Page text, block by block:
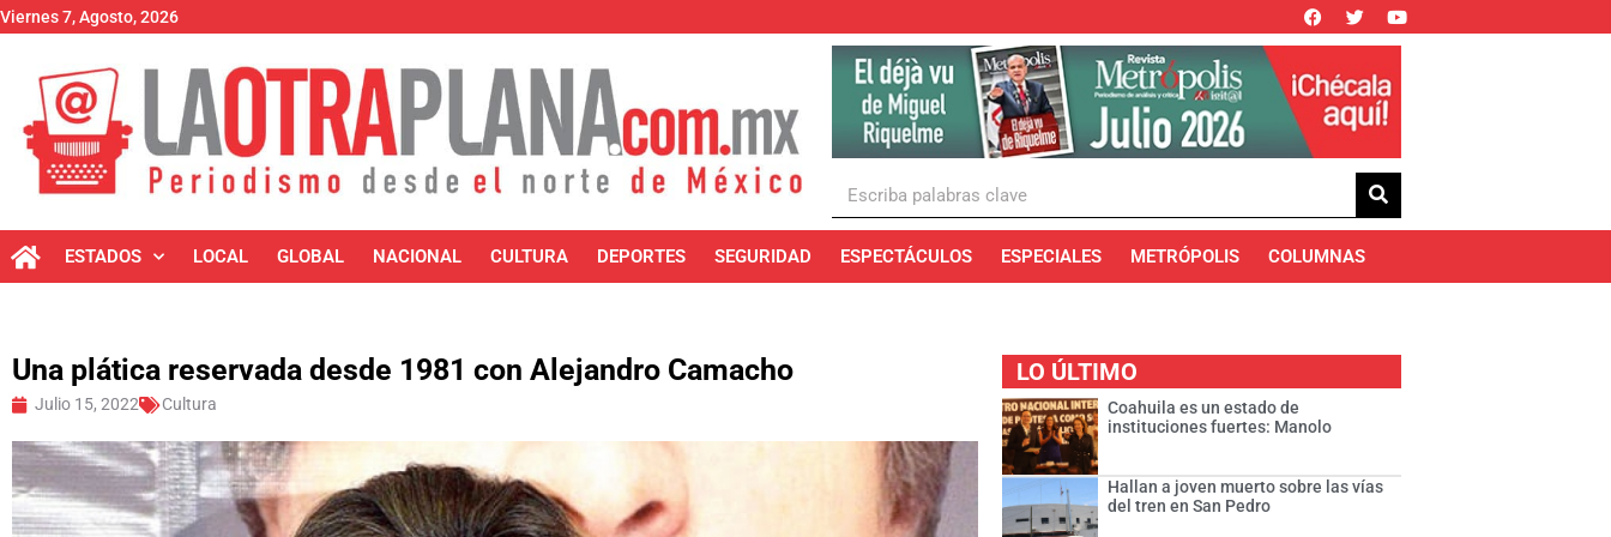
Viernes 7, Agosto, 2026
ESTADOS LOCAL GLOBAL NACIONAL CULTURA DEPORTES SEGURIDAD ESPECTÁCULOS ESPECIALES METRÓPOLIS COLUMNAS
Una plática reservada desde 1981 con Alejandro Camacho
Julio 15, 2022 Cultura
LO ÚLTIMO
Coahuila es un estado de
instituciones fuertes: Manolo
Hallan a joven muerto sobre las vías
del tren en San Pedro